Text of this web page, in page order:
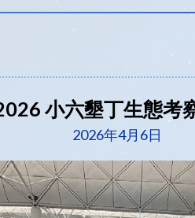
小六墾丁生態考
2026年4月6日